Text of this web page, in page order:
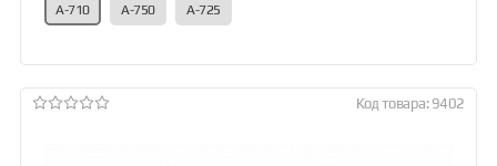
А-710 А-750 А-725
Код товара: 9402